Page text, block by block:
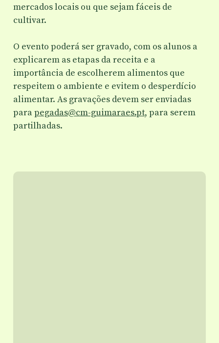
mercados locais ou que sejam fáceis de
cultivar.
O evento poderá ser gravado, com os alunos a
explicarem as etapas da receita e a
importância de escolherem alimentos que
respeitem o ambiente e evitem o desperdício
alimentar. As gravações devem ser enviadas
parapegadas@cm-guimaraes.pt, para serem
partilhadas.